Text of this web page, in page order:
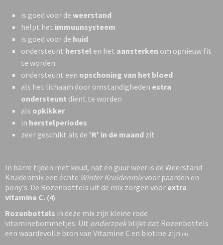
is goed voor de weerstand
helpt het immuunsysteem
is goed voor de huid
ondersteunt herstel en het aansterken om opnieuw fit
te worden
ondersteunt een opschoning van het bloed
als het lichaam door omstandigheden extra
ondersteunt dient te worden
als opkikker
in herstelperiodes
zeer geschikt als de 'R' in de maand zit
In barre tijden met koud, nat en guur weer is de Weerstand
Kruidenmix een échte Winter Kruidenmixvoor paarden en
pony's. De Rozenbottels uit de mix zorgen voor extra
vitamine C. (4)
Rozenbottels in deze mix zijn kleine rode
vitaminebommetjes. Uit onderzoekblijkt dat Rozenbottels
een waardevolle bron van Vitamine C en biotine zijn (4).